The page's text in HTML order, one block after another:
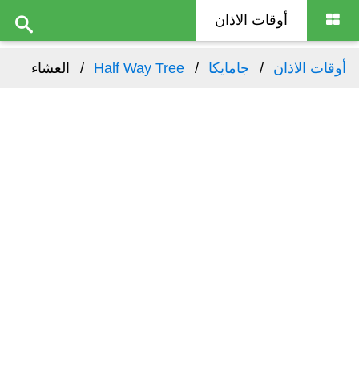
أوقات الاذان
أوقات الاذان جامايكا Half Way Tree العشاء